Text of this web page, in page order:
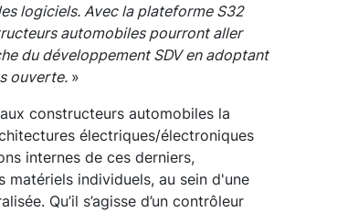
logiciels. Avec la plateforme S32
automobiles pourront aller
du développement SDV en adoptant
ouverte. »
constructeurs automobiles la
électriques/électroniques
internes de ces derniers,
individuels, au sein d'une
Qu’il s’agisse d’un contrôleur